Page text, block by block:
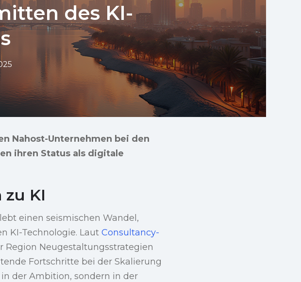
des KI-
Nahost-Unternehmen bei den
ihren Status als digitale
KI
einen seismischen Wandel,
KI-Technologie. Laut Consultancy-
Region Neugestaltungsstrategien
Fortschritte bei der Skalierung
der Ambition, sondern in der